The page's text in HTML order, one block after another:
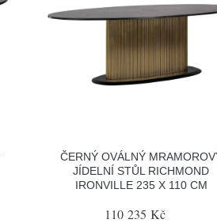
ČERNÝ OVÁLNÝ
JÍDELNÍ STŮL RICHMOND
IRONVILLE 235 X 110 CM
110 235 Kč